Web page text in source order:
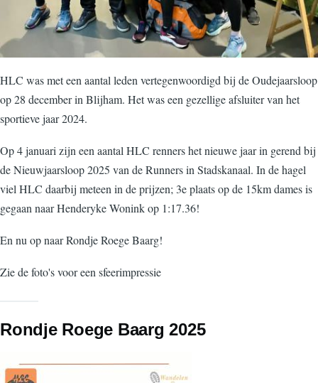
HLC was met een aantal leden vertegenwoordigd bij de Oudejaarsloop
op 28 december in Blijham. Het was een gezellige afsluiter van het
sportieve jaar 2024.
Op 4 januari zijn een aantal HLC renners het nieuwe jaar in gerend bij
de Nieuwjaarsloop 2025 van de Runners in Stadskanaal. In de hagel
viel HLC daarbij meteen in de prijzen; 3e plaats op de 15km dames is
gegaan naar Henderyke Wonink op 1:17.36!
En nu op naar Rondje Roege Baarg!
Zie de foto's voor een sfeerimpressie
Rondje Roege Baarg 2025